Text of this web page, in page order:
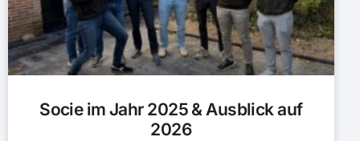
Socie im Jahr 2025 & Ausblick auf
2026